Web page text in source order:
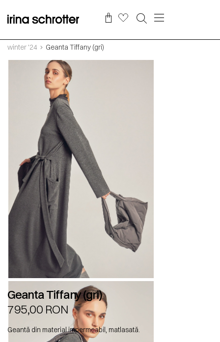
winter '24 Geanta Tiffany (gri)
Geanta Tiffany (gri)
795,00 RON
Geantă din material impermeabil, matlasată.